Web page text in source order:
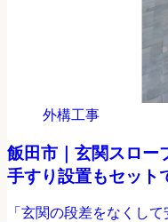
外構工事
飯田市｜玄関スロー
手すり設置もセット
「玄関の段差をなくし